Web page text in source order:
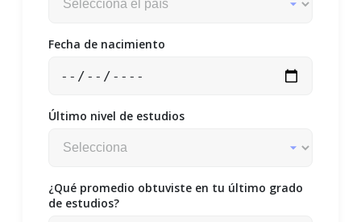
Fecha de nacimiento
Último nivel de estudios
¿Qué promedio obtuviste en tu último grado
de estudios?